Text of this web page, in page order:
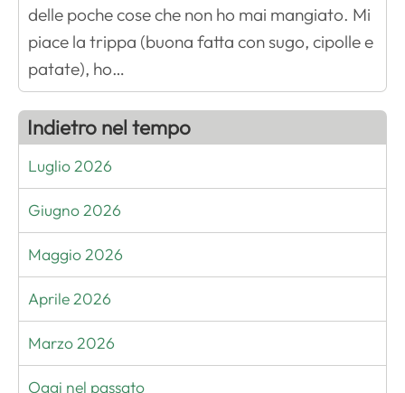
delle poche cose che non ho mai mangiato. Mi
piace la trippa (buona fatta con sugo, cipolle e
patate), ho…
Indietro nel tempo
Luglio 2026
Giugno 2026
Maggio 2026
Aprile 2026
Marzo 2026
Oggi nel passato